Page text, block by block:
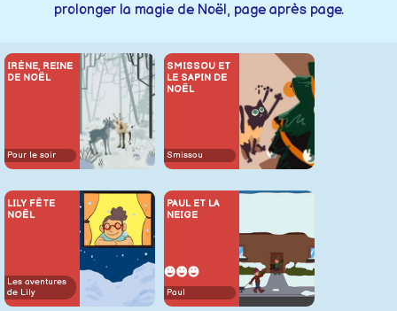
prolonger la magie de Noël, page après page.
IRÈNE, REINE
DE NOËL
Pour le soir
SMISSOU ET
LE SAPIN DE
NOËL
Smissou
LILY FÊTE
NOËL
Les aventures
de Lily
PAUL ET LA
NEIGE
Paul